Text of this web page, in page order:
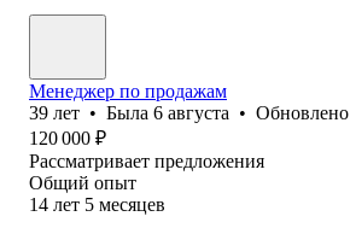
Менеджер по продажам
39 лет • Была 6 августа • Обновлено
120 000 ₽
Рассматривает предложения
Общий опыт
14 лет 5 месяцев